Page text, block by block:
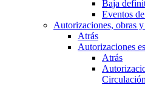
Baja
Eventos
Autorizaciones, obras
Atrás
Autorizaciones
Atrás